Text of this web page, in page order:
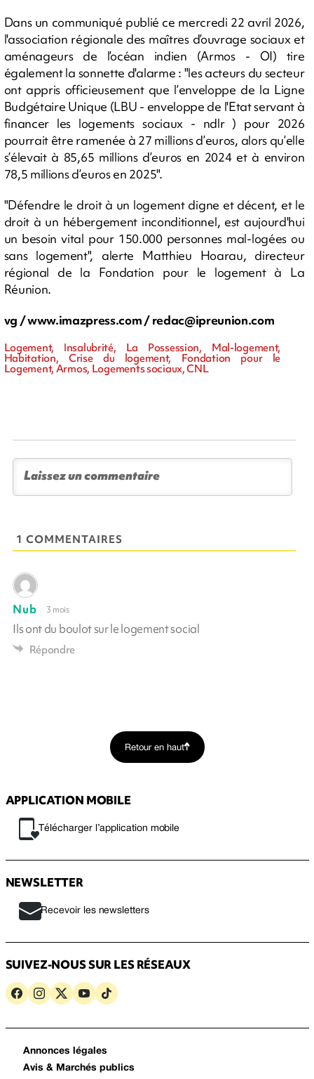
Dans un communiqué publié ce mercredi 22 avril 2026,
l'association régionale des maîtres d’ouvrage sociaux et
aménageurs de l’océan indien (Armos - OI) tire
également la sonnette d'alarme : "les acteurs du secteur
ont appris officieusement que l’enveloppe de la Ligne
Budgétaire Unique (LBU - enveloppe de l'Etat servant à
financer les logements sociaux - ndlr ) pour 2026
pourrait être ramenée à 27 millions d’euros, alors qu’elle
s’élevait à 85,65 millions d’euros en 2024 et à environ
78,5 millions d’euros en 2025".
"Défendre le droit à un logement digne et décent, et le
droit à un hébergement inconditionnel, est aujourd'hui
un besoin vital pour 150.000 personnes mal-logées ou
sans logement", alerte Matthieu Hoarau, directeur
régional de la Fondation pour le logement à La
Réunion.
vg / www.imazpress.com /redac@ipreunion.com
Logement, Insalubrité, La Possession, Mal-logement,
Habitation, Crise du logement, Fondation pour le
Logement, Armos, Logements sociaux, CNL
1 COMMENTAIRES
Nub 3 mois
Ils ont du boulot sur le logement social
Répondre
Retour en haut
APPLICATION MOBILE
Télécharger l’application mobile
NEWSLETTER
Recevoir les newsletters
SUIVEZ-NOUS SUR LES RÉSEAUX
Annonces légales
Avis & Marchés publics